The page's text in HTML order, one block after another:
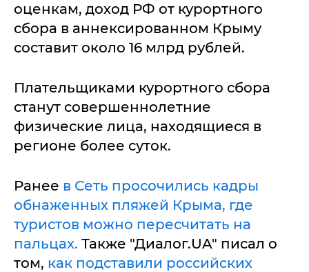
оценкам, доход РФ от курортного
сбора в аннексированном Крыму
составит около 16 млрд рублей.
Плательщиками курортного сбора
станут совершеннолетние
физические лица, находящиеся в
регионе более суток.
Ранее в Сеть просочились кадры
обнаженных пляжей Крыма, где
туристов можно пересчитать на
пальцах. Также "Диалог.UA" писал о
том, как подставили российских